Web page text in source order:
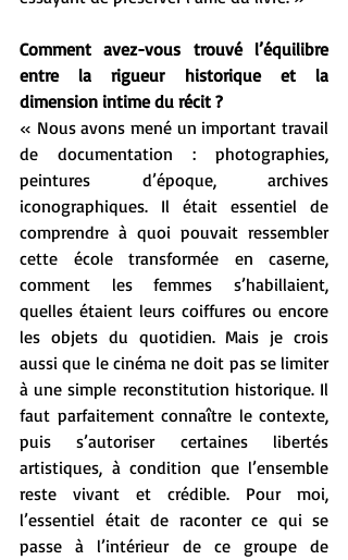
Comment avez-vous trouvé l’équilibre
entre la rigueur historique et la
dimension intime du récit ?
« Nous avons mené un important travail
de documentation : photographies,
peintures d’époque, archives
iconographiques. Il était essentiel de
comprendre à quoi pouvait ressembler
cette école transformée en caserne,
comment les femmes s’habillaient,
quelles étaient leurs coiffures ou encore
les objets du quotidien. Mais je crois
aussi que le cinéma ne doit pas se limiter
à une simple reconstitution historique. Il
faut parfaitement connaître le contexte,
puis s’autoriser certaines libertés
artistiques, à condition que l’ensemble
reste vivant et crédible. Pour moi,
l’essentiel était de raconter ce qui se
passe à l’intérieur de ce groupe de